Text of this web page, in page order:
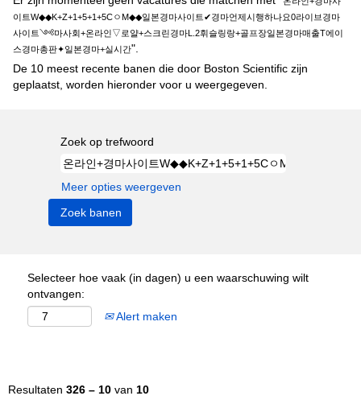
이트W◆◆K+Z+1+5+1+5CㅇM◆◆일본경마사이트✔경마언제시행하나요0라이브경마
사이트༺마사회+온라인▽로얄+스크린경마L.2휘슬링랑+골프장일본경마매출T에이
스경마총판✦일본경마+실시간".
De 10 meest recente banen die door Boston Scientific zijn
geplaatst, worden hieronder voor u weergegeven.
Zoek op trefwoord
Meer opties weergeven
Selecteer hoe vaak (in dagen) u een waarschuwing wilt
ontvangen:
Alert maken
Resultaten 326 – 10 van 10